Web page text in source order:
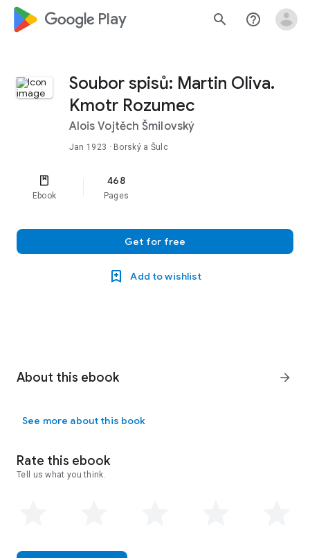
google_logo Play search help_outline
Soubor spisů: Martin Oliva.
Kmotr Rozumec
Alois Vojtěch Šmilovský
Jan 1923 · Borský a Šulc
Ebook
468
Pages
Get for free
Add to wishlist
About this ebook arrow_forward
See more about this book
Rate this ebook
Tell us what you think.